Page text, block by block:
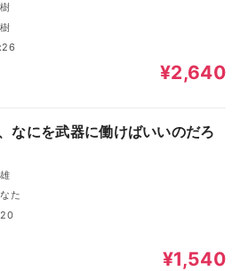
¥2,640
なにを武器に働けばいいのだろ
た
¥1,540